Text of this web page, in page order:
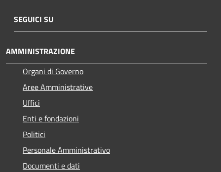
SEGUICI SU
AMMINISTRAZIONE
Organi di Governo
Aree Amministrative
Uffici
Enti e fondazioni
Politici
Personale Amministrativo
Documenti e dati